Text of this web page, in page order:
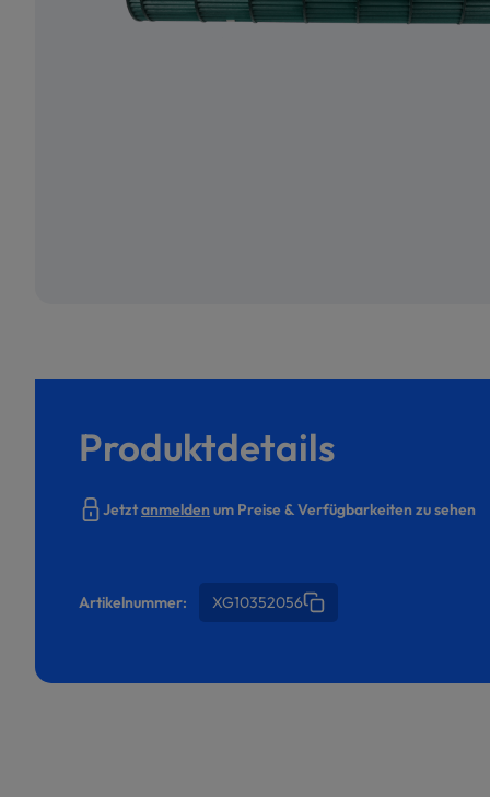
Produktdetails
Jetztanmeldenum Preise & Verfügbarkeiten zu sehen
Artikelnummer: XG10352056